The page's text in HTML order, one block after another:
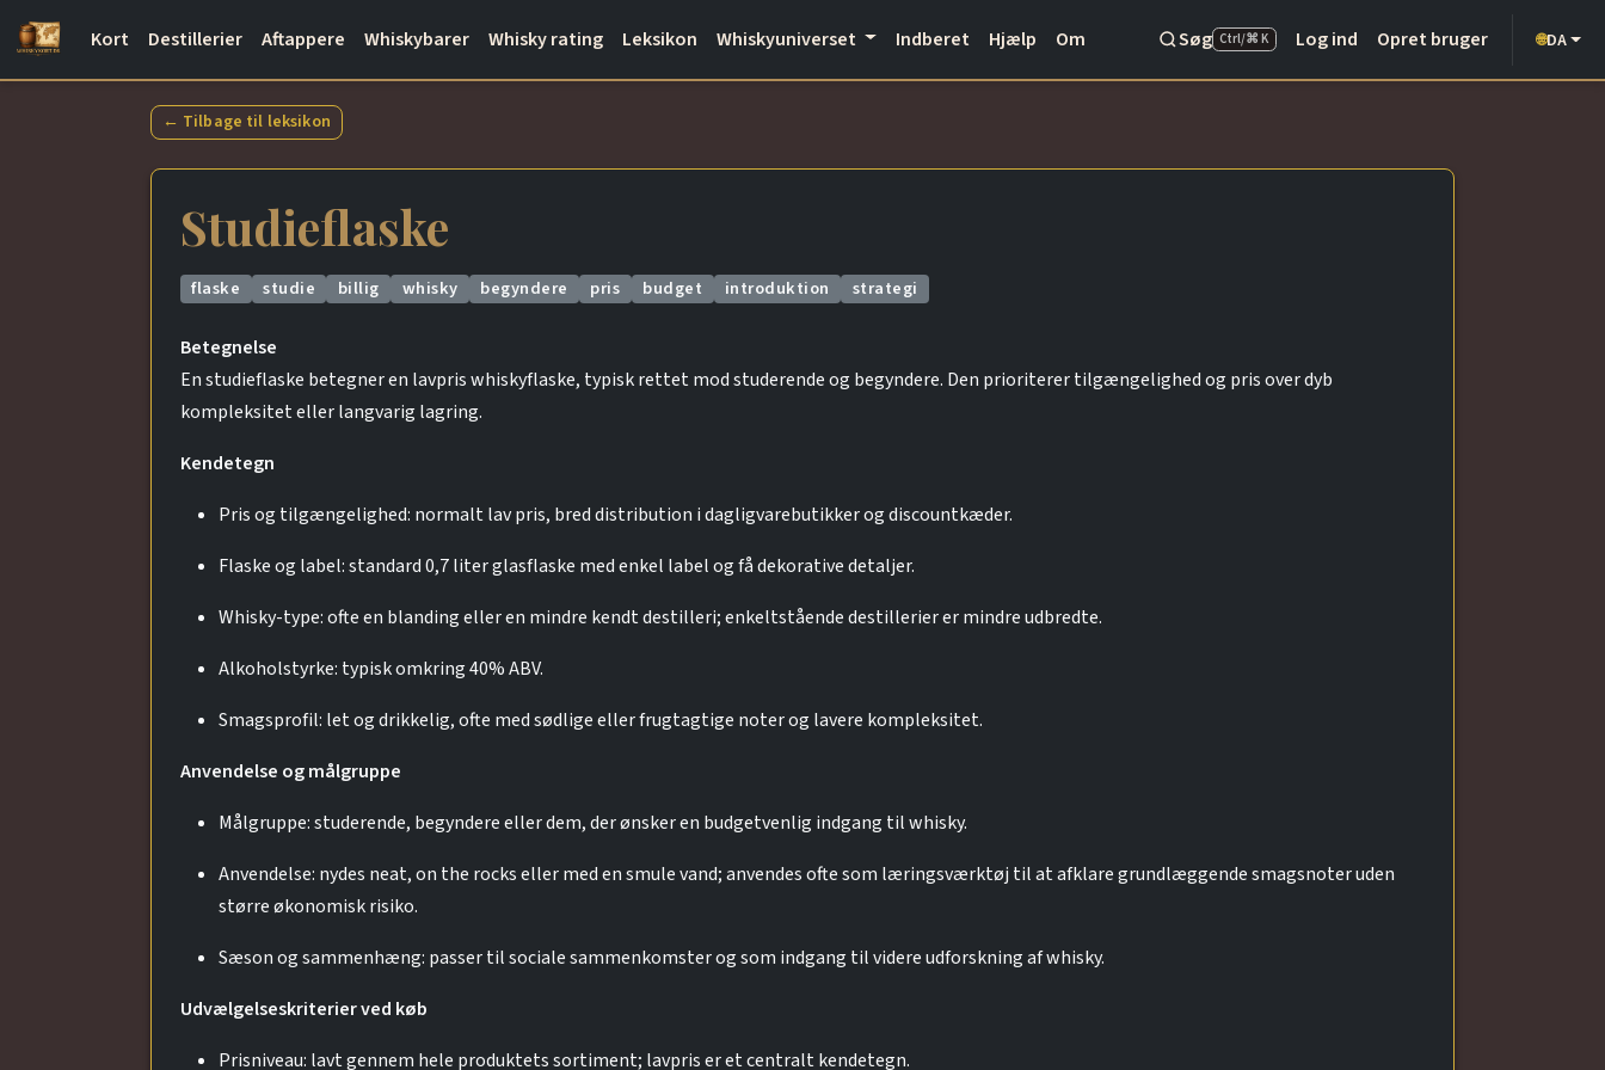
Kort Destillerier Aftappere Whiskybarer Whisky rating Leksikon Whiskyuniverset Indberet Hjælp Om Søg Ctrl/⌘ K Log ind Opret bruger 🌐DA
← Tilbage til leksikon
Studieflaske
flaske studie billig whisky begyndere pris budget introduktion strategi
Betegnelse
En studieflaske betegner en lavpris whiskyflaske, typisk rettet mod studerende og begyndere. Den prioriterer tilgængelighed og pris over dyb
kompleksitet eller langvarig lagring.
Kendetegn
Pris og tilgængelighed: normalt lav pris, bred distribution i dagligvarebutikker og discountkæder.
Flaske og label: standard 0,7 liter glasflaske med enkel label og få dekorative detaljer.
Whisky-type: ofte en blanding eller en mindre kendt destilleri; enkeltstående destillerier er mindre udbredte.
Alkoholstyrke: typisk omkring 40% ABV.
Smagsprofil: let og drikkelig, ofte med sødlige eller frugtagtige noter og lavere kompleksitet.
Anvendelse og målgruppe
Målgruppe: studerende, begyndere eller dem, der ønsker en budgetvenlig indgang til whisky.
Anvendelse: nydes neat, on the rocks eller med en smule vand; anvendes ofte som læringsværktøj til at afklare grundlæggende smagsnoter uden
større økonomisk risiko.
Sæson og sammenhæng: passer til sociale sammenkomster og som indgang til videre udforskning af whisky.
Udvælgelseskriterier ved køb
Prisniveau: lavt gennem hele produktets sortiment; lavpris er et centralt kendetegn.